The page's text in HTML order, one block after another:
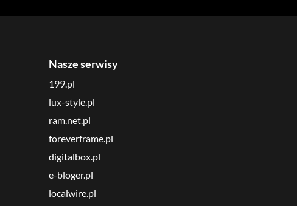
Nasze serwisy
199.pl
lux-style.pl
ram.net.pl
foreverframe.pl
digitalbox.pl
e-bloger.pl
localwire.pl